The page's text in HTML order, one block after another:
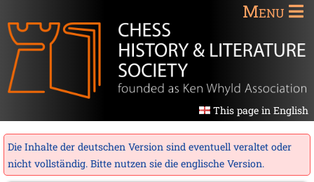
Menu
This page in English
Die Inhalte der deutschen Version sind eventuell veraltet oder
nicht vollständig. Bitte nutzen sie die englische Version.